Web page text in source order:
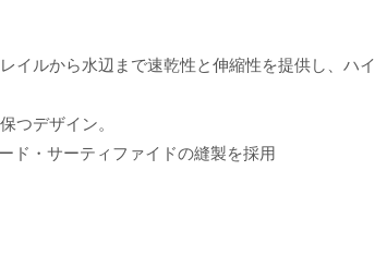
イルから水辺まで速乾性と伸縮性を提供し、ハイ
つデザイン。
ド・サーティファイドの縫製を採用